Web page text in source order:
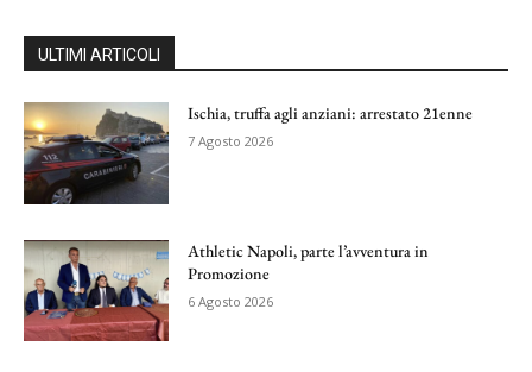
ULTIMI ARTICOLI
Ischia, truffa agli anziani: arrestato 21enne
7 Agosto 2026
Athletic Napoli, parte l’avventura in
Promozione
6 Agosto 2026